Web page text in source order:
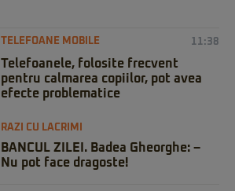
TELEFOANE MOBILE 11:38
Telefoanele, folosite frecvent
pentru calmarea copiilor, pot avea
efecte problematice
RAZI CU LACRIMI
BANCUL ZILEI. Badea Gheorghe: –
Nu pot face dragoste!